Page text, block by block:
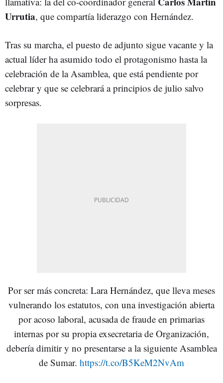
Urrutia, que compartía liderazgo con Hernández.
Tras su marcha, el puesto de adjunto sigue vacante y la
actual líder ha asumido todo el protagonismo hasta la
celebración de la Asamblea, que está pendiente por
celebrar y que se celebrará a principios de julio salvo
sorpresas.
Por ser más concreta: Lara Hernández, que lleva meses
vulnerando los estatutos, con una investigación abierta
por acoso laboral, acusada de fraude en primarias
internas por su propia exsecretaria de Organización,
debería dimitir y no presentarse a la siguiente Asamblea
de Sumar. https://t.co/B5KeM2NvAm